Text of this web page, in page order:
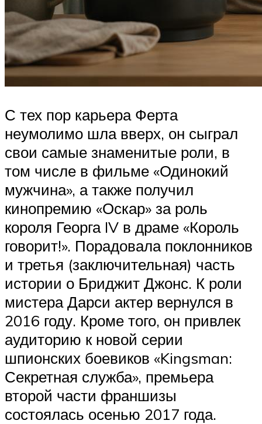
С тех пор карьера Ферта
неумолимо шла вверх, он сыграл
свои самые знаменитые роли, в
том числе в фильме «Одинокий
мужчина», а также получил
кинопремию «Оскар» за роль
короля Георга IV в драме «Король
говорит!». Порадовала поклонников
и третья (заключительная) часть
истории о Бриджит Джонс. К роли
мистера Дарси актер вернулся в
2016 году. Кроме того, он привлек
аудиторию к новой серии
шпионских боевиков «Kingsman:
Секретная служба», премьера
второй части франшизы
состоялась осенью 2017 года.